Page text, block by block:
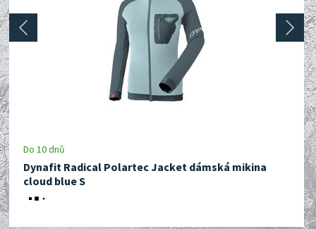
Do 10 dnů
Dynafit Radical Polartec Jacket dámská mikina
cloud blue S
prev next